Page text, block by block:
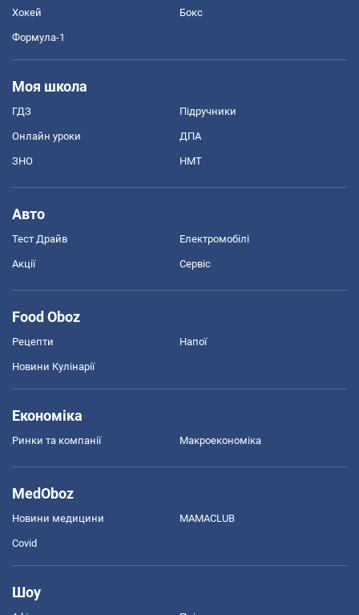
Хокей Бокс
Формула-1
Моя школа
ГДЗ Підручники
Онлайн уроки ДПА
ЗНО НМТ
Авто
Тест Драйв Електромобілі
Акції Сервіс
Food Oboz
Рецепти Напої
Новини Кулінарії
Економіка
Ринки та компанії Макроекономіка
MedOboz
Новини медицини MAMACLUB
Covid
Шоу